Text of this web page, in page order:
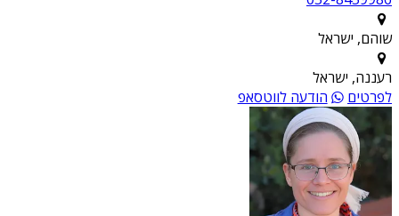
שוהם, ישראל
רעננה, ישראל
לפרטים
הודעה לווטסאפ